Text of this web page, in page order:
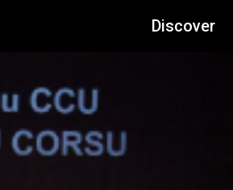
Discover